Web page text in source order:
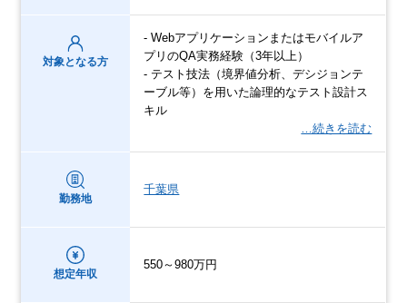
対象となる方
- Webアプリケーションまたはモバイルア
プリのQA実務経験（3年以上）
- テスト技法（境界値分析、デシジョンテ
ーブル等）を用いた論理的なテスト設計ス
キル
…続きを読む
勤務地
千葉県
想定年収
550～980万円